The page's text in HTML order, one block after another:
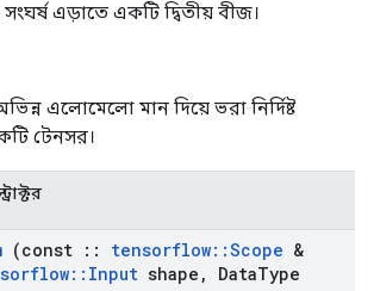
এড়াতে একটি দ্বিতীয় বীজ।
এলোমেলো মান দিয়ে ভরা নির্দিষ্ট
টেনসর।
(const :: tensorflow::Scope &
:: Input shape , DataType